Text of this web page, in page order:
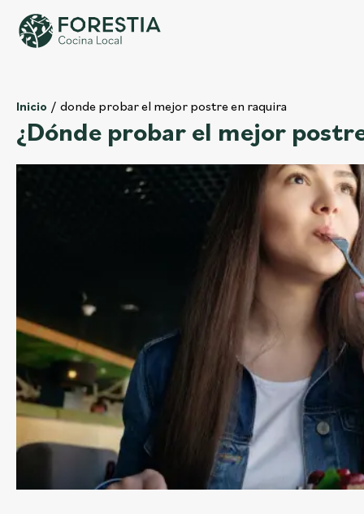
Inicio donde probar el mejor postre en raquira
¿Dónde probar el mejor